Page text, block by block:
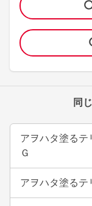
同
アヲハタ塗る
Ｇ
アヲハタ塗る